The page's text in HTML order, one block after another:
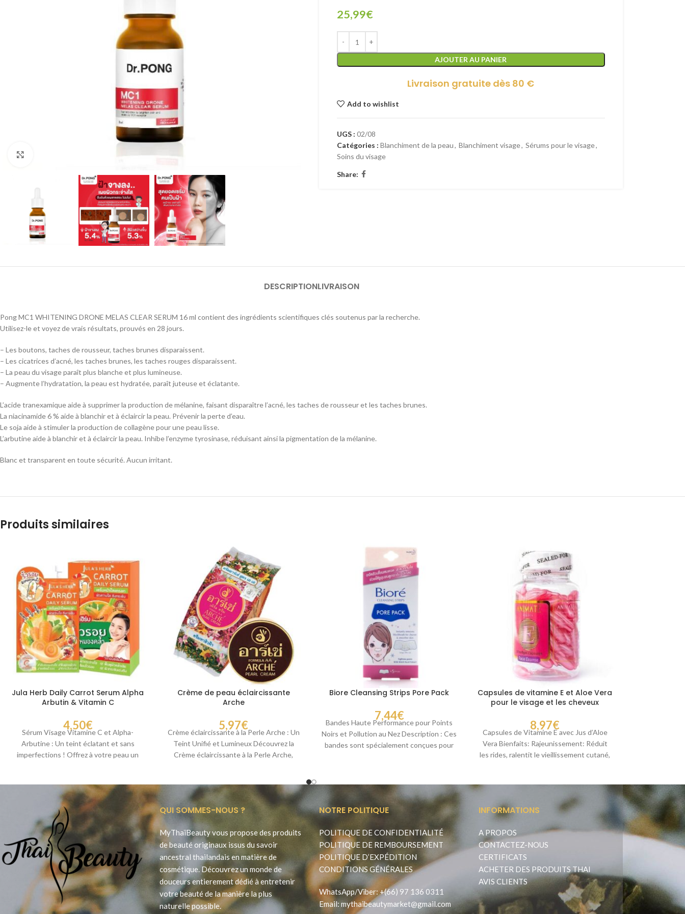
25,99€
AJOUTER AU PANIER
Livraison gratuite dès 80 €
Add to wishlist
UGS : 02/08
Catégories : Blanchiment de la peau, Blanchiment visage, Sérums pour le visage,
Soins du visage
Share:
DESCRIPTIONLIVRAISON
Pong MC1 WHITENING DRONE MELAS CLEAR SERUM 16 ml contient des ingrédients scientifiques clés soutenus par la recherche.
Utilisez-le et voyez de vrais résultats, prouvés en 28 jours.
– Les boutons, taches de rousseur, taches brunes disparaissent.
– Les cicatrices d’acné, les taches brunes, les taches rouges disparaissent.
– La peau du visage paraît plus blanche et plus lumineuse.
– Augmente l’hydratation, la peau est hydratée, paraît juteuse et éclatante.
L’acide tranexamique aide à supprimer la production de mélanine, faisant disparaître l’acné, les taches de rousseur et les taches brunes.
La niacinamide 6 % aide à blanchir et à éclaircir la peau. Prévenir la perte d’eau.
Le soja aide à stimuler la production de collagène pour une peau lisse.
L’arbutine aide à blanchir et à éclaircir la peau. Inhibe l’enzyme tyrosinase, réduisant ainsi la pigmentation de la mélanine.
Blanc et transparent en toute sécurité. Aucun irritant.
Produits similaires
Jula Herb Daily Carrot Serum Alpha
Arbutin & Vitamin C
4,50€
Sérum Visage Vitamine C et Alpha-
Arbutine : Un teint éclatant et sans
imperfections ! Offrez à votre peau un
Crème de peau éclaircissante
Arche
5,97€
Crème éclaircissante à la Perle Arche : Un
Teint Unifié et Lumineux Découvrez la
Crème éclaircissante à la Perle Arche,
Biore Cleansing Strips Pore Pack
7,44€
Bandes Haute Performance pour Points
Noirs et Pollution au Nez Description : Ces
bandes sont spécialement conçues pour
Capsules de vitamine E et Aloe Vera
pour le visage et les cheveux
8,97€
Capsules de Vitamine E avec Jus d’Aloe
Vera Bienfaits: Rajeunissement: Réduit
les rides, ralentit le vieillissement cutané,
QUI SOMMES-NOUS ?
MyThaïBeauty vous propose des produits
de beauté originaux issus du savoir
ancestral thailandais en matière de
cosmétique. Découvrez un monde de
douceurs entierement dédié à entretenir
votre beauté de la manière la plus
naturelle possible.
NOTRE POLITIQUE
POLITIQUE DE CONFIDENTIALITÉ
POLITIQUE DE REMBOURSEMENT
POLITIQUE D’EXPÉDITION
CONDITIONS GÉNÉRALES
WhatsApp/Viber: +(66) 97 136 0311
Email: mythaibeautymarket@gmail.com
INFORMATIONS
A PROPOS
CONTACTEZ-NOUS
CERTIFICATS
ACHETER DES PRODUITS THAI
AVIS CLIENTS